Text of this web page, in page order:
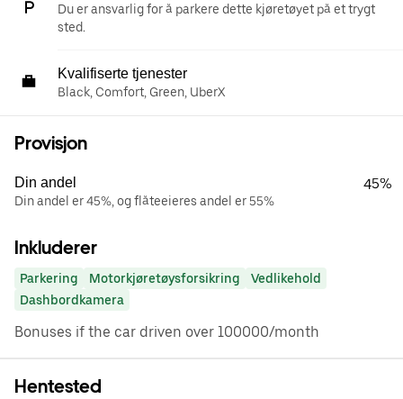
Du er ansvarlig for å parkere dette kjøretøyet på et trygt
sted.
Kvalifiserte tjenester
Black, Comfort, Green, UberX
Provisjon
Din andel
Din andel er 45%, og flåteeieres andel er 55%
45%
Inkluderer
Parkering Motorkjøretøysforsikring
Vedlikehold
Dashbordkamera
Bonuses if the car driven over 100000/month
Hentested